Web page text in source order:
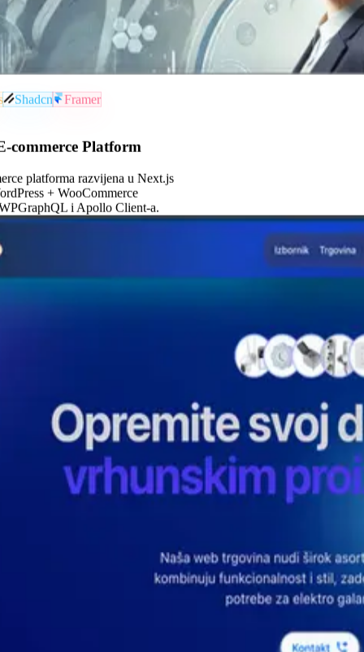
Shadcn Framer
Kreditni savjetnik ↗
commerce Platform
platforma razvijena u Next.js
+ WooCommerce
i Apollo Client-a.